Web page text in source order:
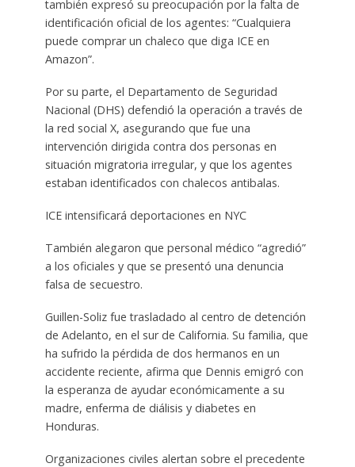
también expresó su preocupación por la falta de
identificación oficial de los agentes: “Cualquiera
puede comprar un chaleco que diga ICE en
Amazon”.
Por su parte, el Departamento de Seguridad
Nacional (DHS) defendió la operación a través de
la red social X, asegurando que fue una
intervención dirigida contra dos personas en
situación migratoria irregular, y que los agentes
estaban identificados con chalecos antibalas.
ICE intensificará deportaciones en NYC
También alegaron que personal médico “agredió”
a los oficiales y que se presentó una denuncia
falsa de secuestro.
Guillen-Soliz fue trasladado al centro de detención
de Adelanto, en el sur de California. Su familia, que
ha sufrido la pérdida de dos hermanos en un
accidente reciente, afirma que Dennis emigró con
la esperanza de ayudar económicamente a su
madre, enferma de diálisis y diabetes en
Honduras.
Organizaciones civiles alertan sobre el precedente